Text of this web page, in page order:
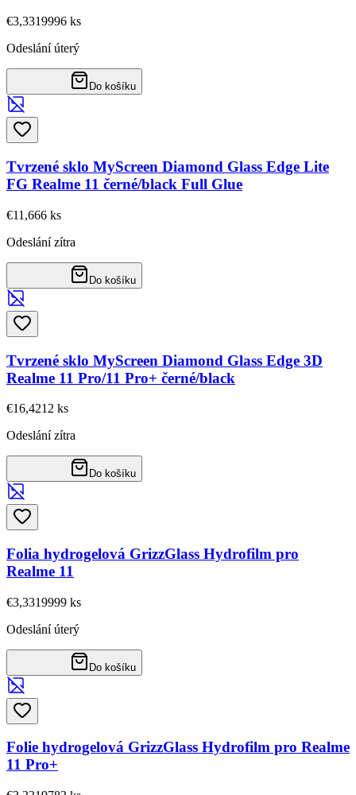
€3,3319996 ks
Odeslání úterý
Do košíku
Tvrzené sklo MyScreen Diamond Glass Edge Lite
FG Realme 11 černé/black Full Glue
€11,666 ks
Odeslání zítra
Do košíku
Tvrzené sklo MyScreen Diamond Glass Edge 3D
Realme 11 Pro/11 Pro+ černé/black
€16,4212 ks
Odeslání zítra
Do košíku
Folia hydrogelová GrizzGlass Hydrofilm pro
Realme 11
€3,3319999 ks
Odeslání úterý
Do košíku
Folie hydrogelová GrizzGlass Hydrofilm pro Realme
11 Pro+